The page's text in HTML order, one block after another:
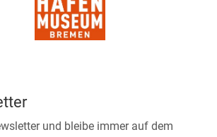
und bleibe immer auf dem